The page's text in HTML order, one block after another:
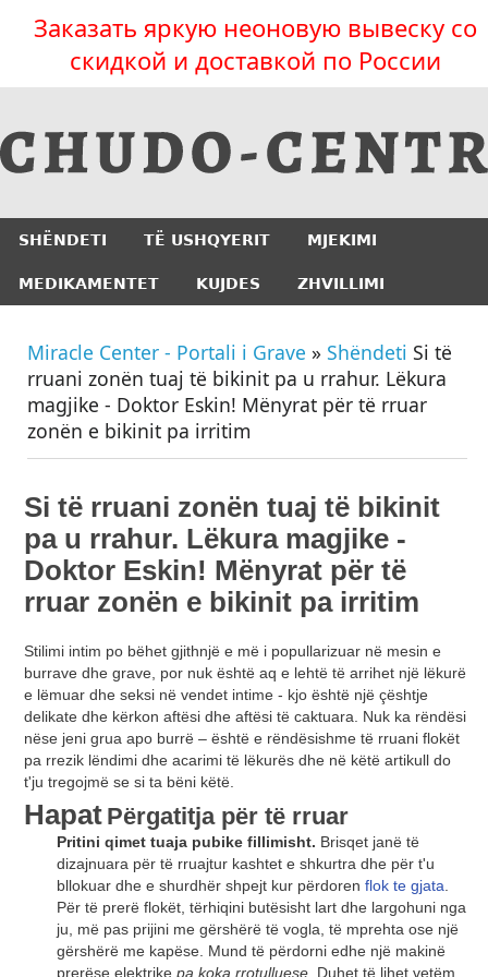
Заказать яркую неоновую вывеску со
скидкой и доставкой по России
SHËNDETI TË USHQYERIT MJEKIMI
MEDIKAMENTET KUJDES ZHVILLIMI
Miracle Center - Portali i Grave » Shëndeti Si të
rruani zonën tuaj të bikinit pa u rrahur. Lëkura
magjike - Doktor Eskin! Mënyrat për të rruar
zonën e bikinit pa irritim
Si të rruani zonën tuaj të bikinit
pa u rrahur. Lëkura magjike -
Doktor Eskin! Mënyrat për të
rruar zonën e bikinit pa irritim
Stilimi intim po bëhet gjithnjë e më i popullarizuar në mesin e
burrave dhe grave, por nuk është aq e lehtë të arrihet një lëkurë
e lëmuar dhe seksi në vendet intime - kjo është një çështje
delikate dhe kërkon aftësi dhe aftësi të caktuara. Nuk ka rëndësi
nëse jeni grua apo burrë – është e rëndësishme të rruani flokët
pa rrezik lëndimi dhe acarimi të lëkurës dhe në këtë artikull do
t'ju tregojmë se si ta bëni këtë.
Hapat Përgatitja për të rruar
Pritini qimet tuaja pubike fillimisht. Brisqet janë të
dizajnuara për të rruajtur kashtet e shkurtra dhe për t'u
bllokuar dhe e shurdhër shpejt kur përdorenflok te gjata
Për të prerë flokët, tërhiqini butësisht lart dhe largohuni nga
ju, më pas prijini me gërshërë të vogla, të mprehta ose një
gërshërë me kapëse. Mund të përdorni edhe një makinë
prerëse elektrikepa koka rrotulluese . Duhet të lihet vetëm